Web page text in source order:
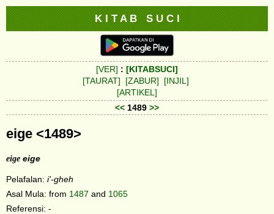
K I T A B S U C I
[VER] : [KITABSUCI]
[TAURAT]
[ZABUR]
[INJIL]
[ARTIKEL]
<< 1489 >>
eige <1489>
eige eige
Pelafalan: i'-gheh
Asal Mula: from 1487 and 1065
Referensi: -